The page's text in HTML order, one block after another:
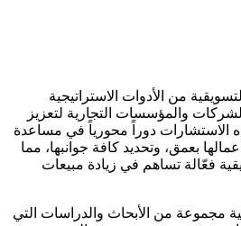
من الأدوات الاستراتيجية
والمؤسسات التجارية لتعزيز
الاستشارات دوراً محورياً في مساعدة
بعمق، وتحديد كافة جوانبها، مما
فعّالة تساهم في زيادة مبيعات
مجموعة من الأبحاث والدراسات التي